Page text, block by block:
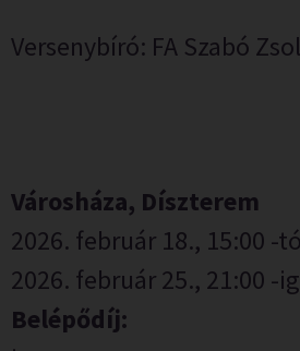
Versenybíró: FA Szabó
Városháza, Díszterem
2026. február 18., 15:00 -
2026. február 25., 21:00 -ig
Belépődíj: